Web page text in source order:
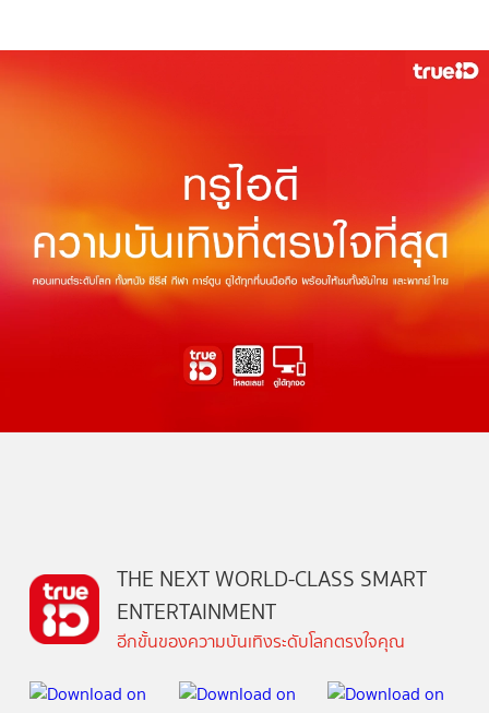
THE NEXT WORLD-CLASS SMART
ENTERTAINMENT
อีกขั้นของความบันเทิงระดับโลกตรงใจคุณ